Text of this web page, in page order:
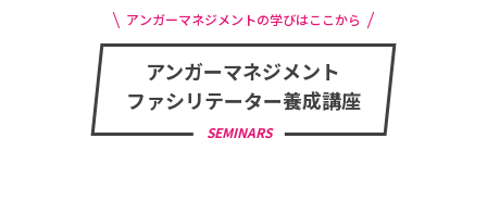
アンガーマネジメントの学びはここから
アンガーマネジメント
ファシリテーター養成講座
SEMINARS